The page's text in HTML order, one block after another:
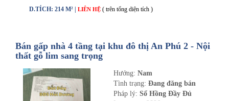
D.TÍCH: 214 M² | LIÊN HỆ ( trên tổng diện tích )
Bán gấp nhà 4 tầng tại khu đô thị An Phú 2 - Nội
thất gỗ lim sang trọng
Hướng: Nam
Tình trạng: Đang đăng bán
Pháp lý: Sổ Hồng Đầy Đủ